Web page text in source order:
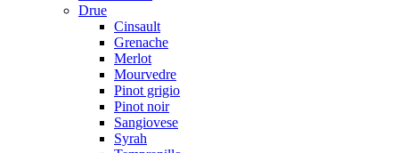
Drue
Cinsault
Grenache
Merlot
Mourvedre
Pinot grigio
Pinot noir
Sangiovese
Syrah